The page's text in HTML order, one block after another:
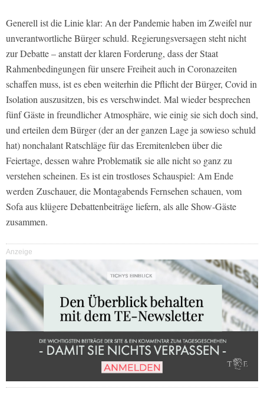
Generell ist die Linie klar: An der Pandemie haben im Zweifel nur
unverantwortliche Bürger schuld. Regierungsversagen steht nicht
zur Debatte – anstatt der klaren Forderung, dass der Staat
Rahmenbedingungen für unsere Freiheit auch in Coronazeiten
schaffen muss, ist es eben weiterhin die Pflicht der Bürger, Covid in
Isolation auszusitzen, bis es verschwindet. Mal wieder besprechen
fünf Gäste in freundlicher Atmosphäre, wie einig sie sich doch sind,
und erteilen dem Bürger (der an der ganzen Lage ja sowieso schuld
hat) nonchalant Ratschläge für das Eremitenleben über die
Feiertage, dessen wahre Problematik sie alle nicht so ganz zu
verstehen scheinen. Es ist ein trostloses Schauspiel: Am Ende
werden Zuschauer, die Montagabends Fernsehen schauen, vom
Sofa aus klügere Debattenbeiträge liefern, als alle Show-Gäste
zusammen.
Anzeige